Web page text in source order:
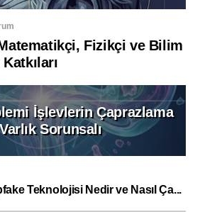
Fizikçi ve Bilim
İşlevlerin Çaprazlama
Sorunsalı
Teknolojisi Nedir ve Nasıl Ça...